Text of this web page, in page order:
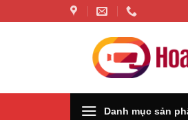
đến
Danh mục sản